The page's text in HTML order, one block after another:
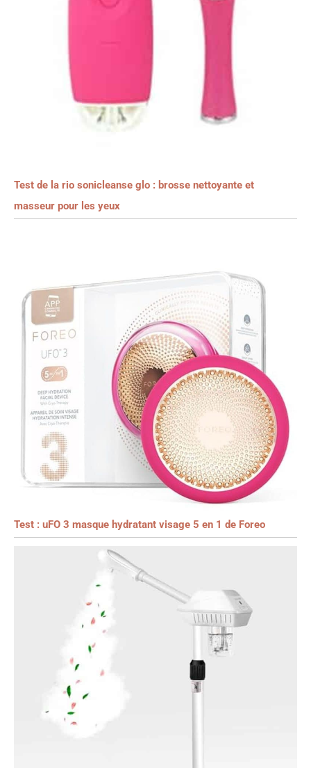
Test de la rio sonicleanse glo : brosse nettoyante et
masseur pour les yeux
Test : uFO 3 masque hydratant visage 5 en 1 de Foreo